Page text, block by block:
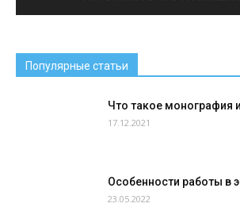
Популярные статьи
Что такое монография
17.12.2021
Особенности работы в
23.05.2022